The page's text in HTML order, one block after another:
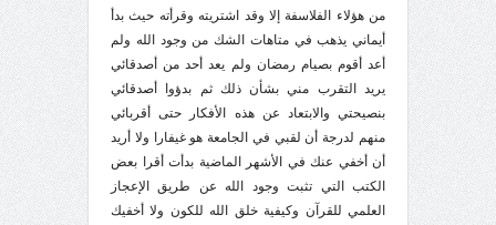
من هؤلاء الفلاسفة إلا وقد اشتريته وقرأته حيث بدأ
أيماني يذهب في متاهات الشك من وجود الله ولم
أعد أقوم بصيام رمضان ولم يعد أحد من أصدقائي
يريد التقرب مني بشأن ذلك ثم بدؤوا أصدقائي
بنصيحتي والابتعاد عن هذه الأفكار حتى أقربائي
منهم لدرجة أن لقبي في الجامعة هو غيفارا ولا أريد
أن أخفي عنك في الأشهر الماضية بدأت أقرا بعض
الكتب التي تثبت وجود الله عن طريق الإعجاز
العلمي للقرآن وكيفية خلق الله للكون ولا أخفيك